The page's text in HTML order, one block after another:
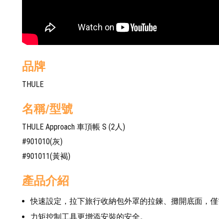
品牌
THULE
名稱/型號
THULE Approach 車頂帳 S (2人)
#901010(灰)
#901011(黃褐)
產品介紹
快速設定，拉下旅行收納包外罩的拉鍊、攤開底面，僅
力矩控制工具更增添安裝的安全。